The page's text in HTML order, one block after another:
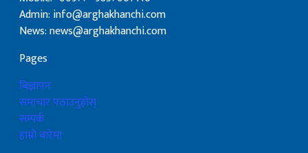
Admin: info@arghakhanchi.com
News: news@arghakhanchi.com
Pages
बिज्ञापन
समाचार पठाउनुहोस्
सम्पर्क
हाम्रो बारेमा